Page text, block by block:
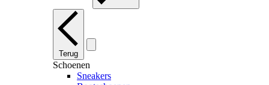
Terug
Schoenen
Sneakers